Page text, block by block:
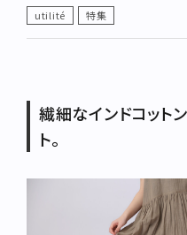
再入荷商品
utilité 特集
繊細なインドコット
ト。